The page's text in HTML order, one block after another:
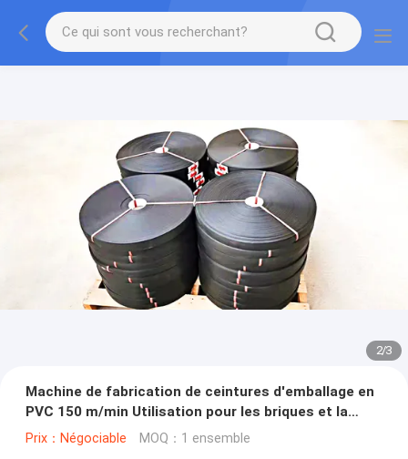
2/3
Machine de fabrication de ceintures d'emballage en
PVC 150 m/min Utilisation pour les briques et la
protection des charges lourdes
Prix：Négociable MOQ：1 ensemble